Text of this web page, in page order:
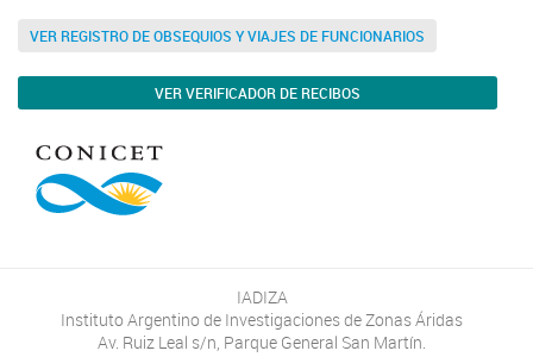
VER REGISTRO DE OBSEQUIOS Y VIAJES DE FUNCIONARIOS
VER VERIFICADOR DE RECIBOS
IADIZA
Instituto Argentino de Investigaciones de Zonas Áridas
Av. Ruiz Leal s/n, Parque General San Martín.